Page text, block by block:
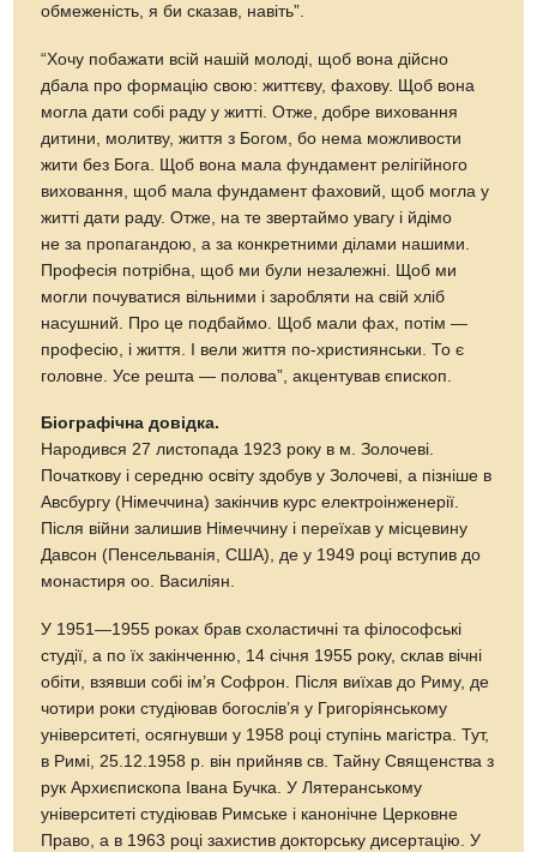
обмеженість, я би сказав, навіть”.
“Хочу побажати всій нашій молоді, щоб вона дійсно
дбала про формацію свою: життєву, фахову. Щоб вона
могла дати собі раду у житті. Отже, добре виховання
дитини, молитву, життя з Богом, бо нема можливости
жити без Бога. Щоб вона мала фундамент релігійного
виховання, щоб мала фундамент фаховий, щоб могла у
житті дати раду. Отже, на те звертаймо увагу і йдімо
не за пропагандою, а за конкретними ділами нашими.
Професія потрібна, щоб ми були незалежні. Щоб ми
могли почуватися вільними і заробляти на свій хліб
насушний. Про це подбаймо. Щоб мали фах, потім —
професію, і життя. І вели життя по-християнськи. То є
головне. Усе решта — полова”, акцентував єпископ.
Біографічна довідка.
Народився 27 листопада 1923 року в м. Золочеві.
Початкову і середню освіту здобув у Золочеві, а пізніше в
Авсбургу (Німеччина) закінчив курс електроінженерії.
Після війни залишив Німеччину і переїхав у місцевину
Давсон (Пенсельванія, США), де у 1949 році вступив до
монастиря оо. Василіян.
У 1951—1955 роках брав схоластичні та філософські
студії, а по їх закінченню, 14 січня 1955 року, склав вічні
обіти, взявши собі ім’я Софрон. Після виїхав до Риму, де
чотири роки студіював богослів’я у Григоріянському
університеті, осягнувши у 1958 році ступінь магістра. Тут,
в Римі, 25.12.1958 р. він прийняв св. Тайну Священства з
рук Архиєпископа Івана Бучка. У Лятеранському
університеті студіював Римське і канонічне Церковне
Право, а в 1963 році захистив докторську дисертацію. У